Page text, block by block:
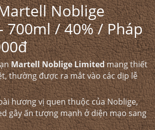
Noblige
700ml / 40% / Pháp
Martell Noblige Limitedmang thiết
thường được ra mắt vào các dịp lễ
hương vị quen thuộc của Noblige,
gây ấn tượng mạnh ở diện mạo sang